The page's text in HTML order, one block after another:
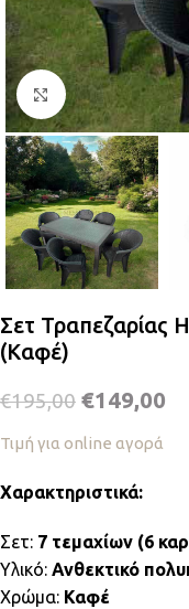
Κλικ για
Σετ Τραπεζαρίας
(Καφέ)
€195,00 €149,00
Τιμή για online αγορά
Χαρακτηριστικά:
Σετ: 7 τεμαχίων (6
Υλικό: Ανθεκτικό
Χρώμα: Καφέ